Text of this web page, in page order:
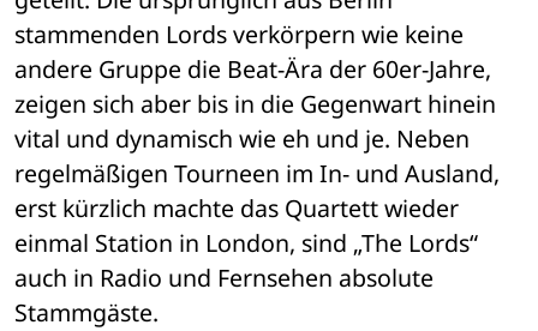
stammenden Lords verkörpern wie keine
andere Gruppe die Beat-Ära der 60er-Jahre,
zeigen sich aber bis in die Gegenwart hinein
vital und dynamisch wie eh und je. Neben
regelmäßigen Tourneen im In- und Ausland,
erst kürzlich machte das Quartett wieder
einmal Station in London, sind „The Lords“
auch in Radio und Fernsehen absolute
Stammgäste.